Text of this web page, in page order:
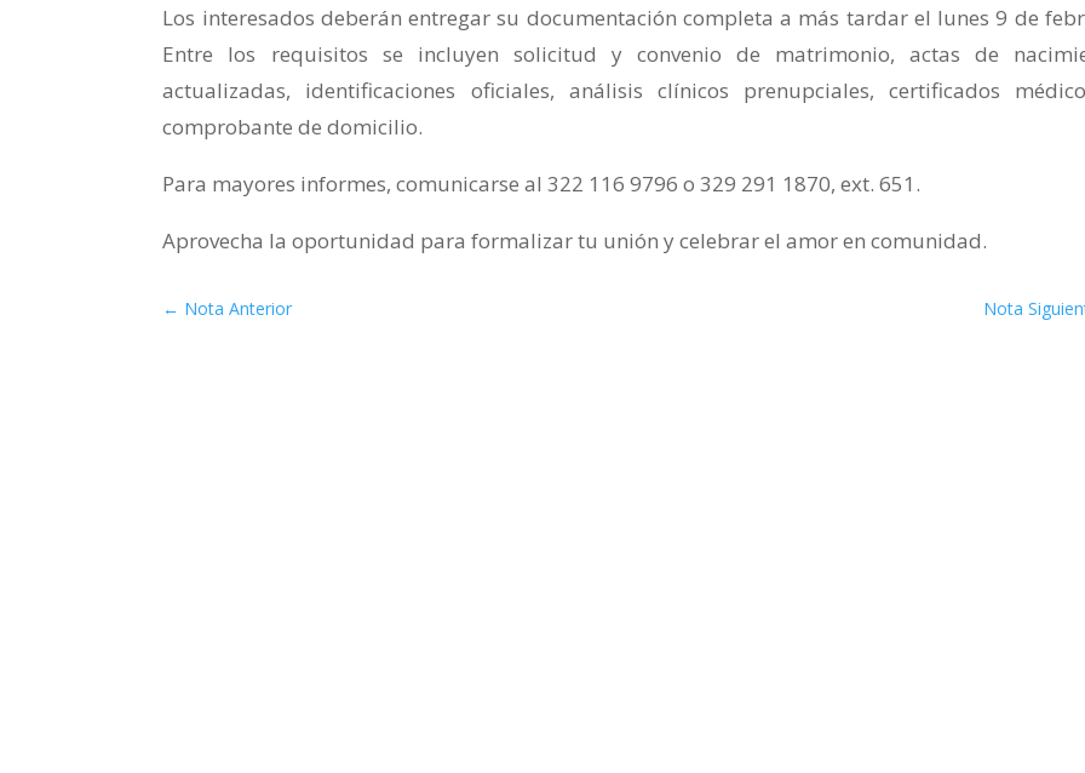
Los interesados deberán entregar su documentación completa a más tardar el lunes 9 de
Entre los requisitos se incluyen solicitud y convenio de matrimonio, actas de
actualizadas, identificaciones oficiales, análisis clínicos prenupciales, certificados
comprobante de domicilio.
Para mayores informes, comunicarse al 322 116 9796 o 329 291 1870, ext. 651.
Aprovecha la oportunidad para formalizar tu unión y celebrar el amor en comunidad.
← Nota Anterior Nota